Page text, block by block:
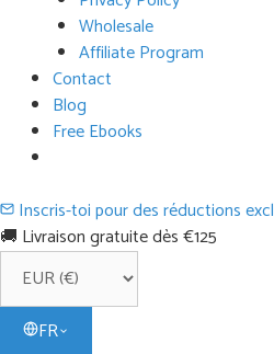
Wholesale
Affiliate Program
Contact
Blog
Free Ebooks
Inscris-toi pour des réductions
🚚 Livraison gratuite dès €125
FR